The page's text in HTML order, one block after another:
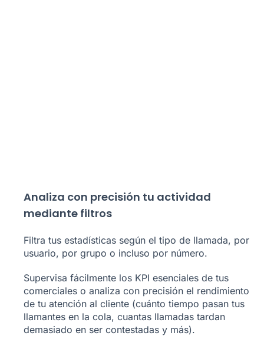
Analiza con precisión tu actividad
mediante filtros
Filtra tus estadísticas según el tipo de llamada, por
usuario, por grupo o incluso por número.
Supervisa fácilmente los KPI esenciales de tus
comerciales o analiza con precisión el rendimiento
de tu atención al cliente (cuánto tiempo pasan tus
llamantes en la cola, cuantas llamadas tardan
demasiado en ser contestadas y más).